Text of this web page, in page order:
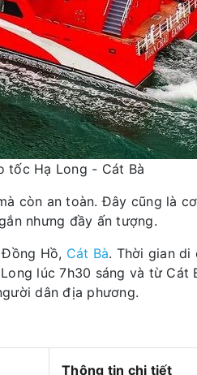
tốc Hạ Long - Cát Bà
còn an toàn. Đây cũng là
nhưng đầy ấn tượng.
Hồ, Cát Bà. Thời gian di
lúc 7h30 sáng và từ Cát
dân địa phương.
Thông tin chi tiết